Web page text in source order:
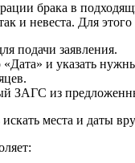
брака в
и невеста. Для
подачи заявления.
и указать
ЗАГС из
места и даты